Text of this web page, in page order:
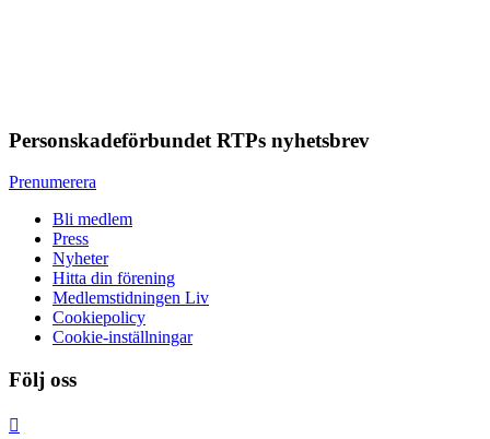
Personskadeförbundet RTPs nyhetsbrev
Prenumerera
Bli medlem
Press
Nyheter
Hitta din förening
Medlemstidningen Liv
Cookiepolicy
Cookie-inställningar
Följ oss